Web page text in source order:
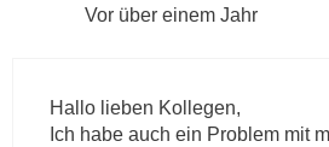
Vor über einem Jahr
Hallo lieben Kollegen,
Ich habe auch ein Problem mit